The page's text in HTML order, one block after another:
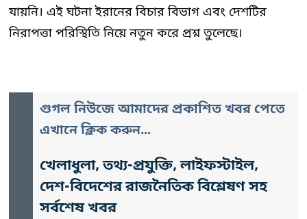
যায়নি। এই ঘটনা ইরানের বিচার বিভাগ এবং দেশটির
নিরাপত্তা পরিস্থিতি নিয়ে নতুন করে প্রশ্ন তুলেছে।
গুগল নিউজে আমাদের প্রকাশিত খবর পেতে
এখানে ক্লিক করুন...
খেলাধুলা, তথ্য-প্রযুক্তি, লাইফস্টাইল,
দেশ-বিদেশের রাজনৈতিক বিশ্লেষণ সহ
সর্বশেষ খবর